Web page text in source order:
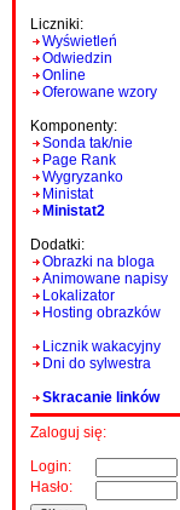
Liczniki:
Wyświetleń
Odwiedzin
Online
Oferowane wzory
Komponenty:
Sonda tak/nie
Page Rank
Wygryzanko
Ministat
Ministat2
Dodatki:
Obrazki na bloga
Animowane napisy
Lokalizator
Hosting obrazków
Licznik wakacyjny
Dni do sylwestra
Skracanie linków
Zaloguj się:
Login:
Hasło: